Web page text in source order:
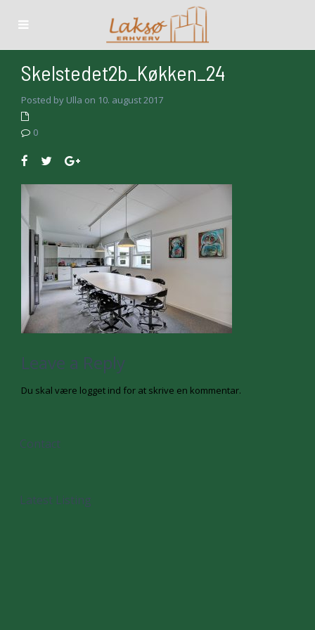
Skelstedet2b_Køkken_24
Posted by Ulla on 10. august 2017
0
Leave a Reply
Du skal være logget ind for at skrive en kommentar.
Contact
Latest Listing